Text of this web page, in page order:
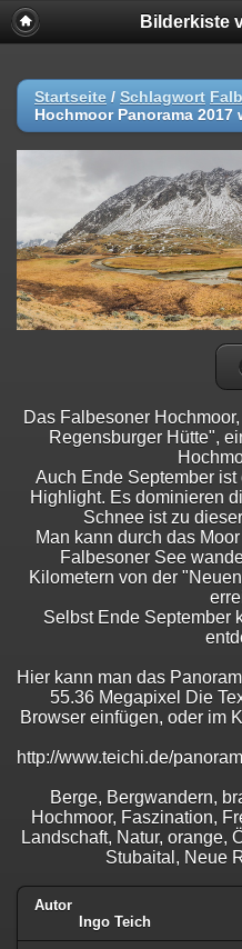
Bilderkiste
Startseite / Schlagwort
Hochmoor Panorama 2017
Das Falbesoner
Regensburger Hütte",
Auch Ende September
Highlight. Es dominieren
Schnee ist zu
Man kann durch das
Falbesoner See
Kilometern von der
Selbst Ende September
Hier kann man das
55.36 Megapixel Die
Browser einfügen, oder im
http://www.teichi.de/
Berge, Bergwandern,
Hochmoor, Faszination,
Landschaft, Natur, orange,
Stubaital, Neue
Autor
Ingo Teich